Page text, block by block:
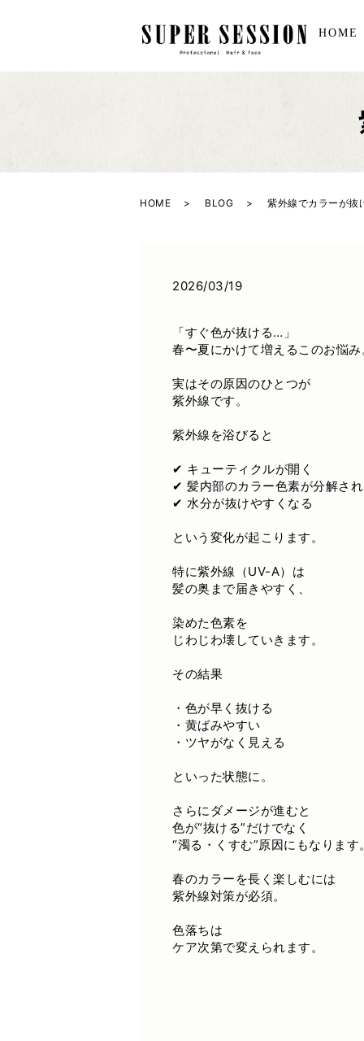
HOME
HOME BLOG 紫外線でカラーが抜
2026/03/19
「すぐ色が抜ける…」
春〜夏にかけて増えるこのお悩み
実はその原因のひとつが
紫外線です。
紫外線を浴びると
✔ キューティクルが開く
✔ 髪内部のカラー色素が分解さ
✔ 水分が抜けやすくなる
という変化が起こります。
特に紫外線（UV-A）は
髪の奥まで届きやすく、
染めた色素を
じわじわ壊していきます。
その結果
・色が早く抜ける
・黄ばみやすい
・ツヤがなく見える
といった状態に。
さらにダメージが進むと
色が“抜ける”だけでなく
“濁る・くすむ”原因にもなります
春のカラーを長く楽しむには
紫外線対策が必須。
色落ちは
ケア次第で変えられます。